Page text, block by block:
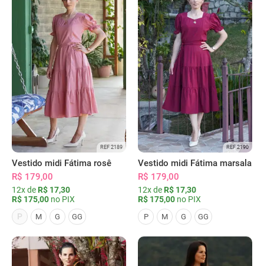
REF 2189
Vestido midi Fátima rosê
R$ 179,00
12x de R$ 17,30
R$ 175,00 no PIX
P
M G GG
REF 2190
Vestido midi Fátima marsala
R$ 179,00
12x de R$ 17,30
R$ 175,00 no PIX
P M G GG